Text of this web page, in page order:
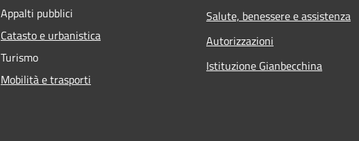
Appalti pubblici
Catasto e urbanistica
Turismo
Mobilità e trasporti
Salute, benessere e assistenza
Autorizzazioni
Istituzione Gianbecchina